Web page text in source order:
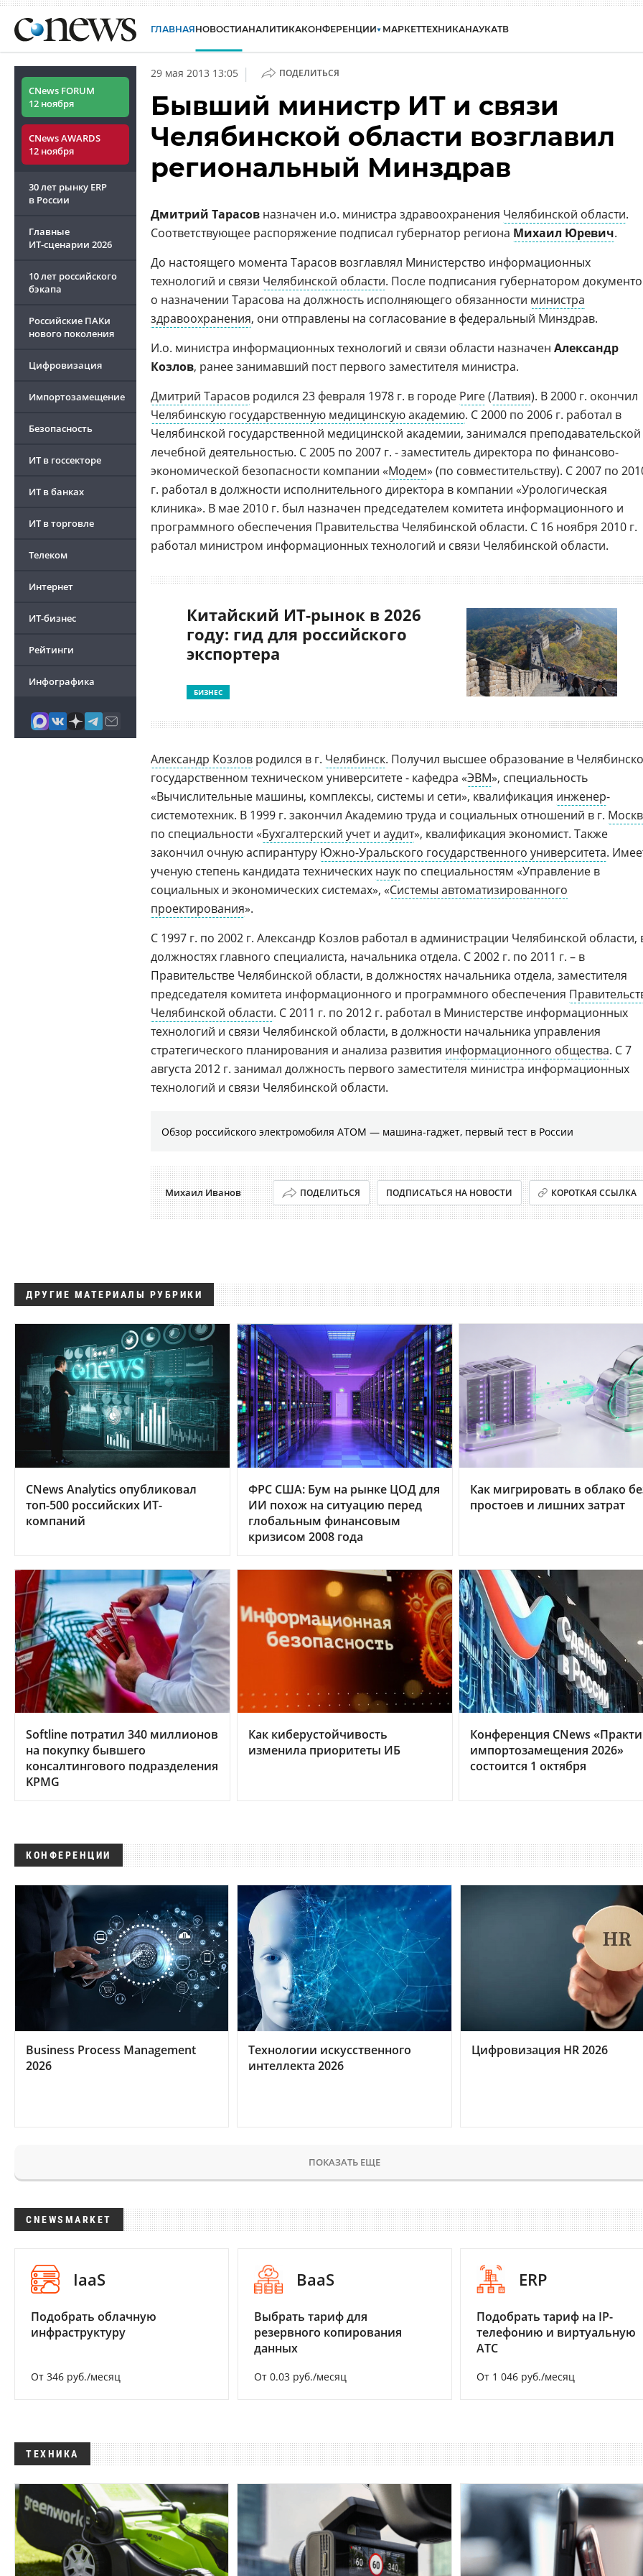
ГЛАВНАЯНОВОСТИАНАЛИТИКАКОНФЕРЕНЦИИ МАРКЕТТЕХНИКАНАУКАТВ
CNews FORUM
12 ноября
CNews AWARDS
12 ноября
30 лет рынку ERP
в России
Главные
ИТ-сценарии 2026
10 лет российского
бэкапа
Российские ПАКи
нового поколения
Цифровизация
Импортозамещение
Безопасность
ИТ в госсекторе
ИТ в банках
ИТ в торговле
Телеком
Интернет
ИТ-бизнес
Рейтинги
Инфографика
29 мая 2013 13:05 | ПОДЕЛИТЬСЯ
Бывший министр ИТ и связи
Челябинской области возглавил
региональный Минздрав
Дмитрий Тарасов назначен и.о. министра здравоохранения Челябинской области.
Соответствующее распоряжение подписал губернатор региона Михаил Юревич.
До настоящего момента Тарасов возглавлял Министерство информационных
технологий и связи Челябинской области. После подписания губернатором
о назначении Тарасова на должность исполняющего обязанности министра
здравоохранения, они отправлены на согласование в федеральный Минздрав.
И.о. министра информационных технологий и связи области назначен Александр
Козлов, ранее занимавший пост первого заместителя министра.
Дмитрий Тарасов родился 23 февраля 1978 г. в городе Риге(Латвия). В 2000 г. окончил
Челябинскую государственную медицинскую академию. C 2000 по 2006 г. работал в
Челябинской государственной медицинской академии, занимался
лечебной деятельностью. С 2005 по 2007 г. - заместитель директора по финансово-
экономической безопасности компании «Модем» (по совместительству). С 2007 по
г. работал в должности исполнительного директора в компании «Урологическая
клиника». В мае 2010 г. был назначен председателем комитета информационного и
программного обеспечения Правительства Челябинской области. С 16 ноября 2010 г.
работал министром информационных технологий и связи Челябинской области.
Китайский ИТ-рынок в 2026
году: гид для российского
экспортера
БИЗНЕС
Александр Козлов родился в г. Челябинск. Получил высшее образование в
государственном техническом университете - кафедра «ЭВМ», специальность
«Вычислительные машины, комплексы, системы и сети», квалификация инженер-
системотехник. В 1999 г. закончил Академию труда и социальных отношений в г.
по специальности «Бухгалтерский учет и аудит», квалификация экономист. Также
закончил очную аспирантуру Южно-Уральского государственного университета.
ученую степень кандидата технических наук по специальностям «Управление в
социальных и экономических системах», «Системы автоматизированного
проектирования».
С 1997 г. по 2002 г. Александр Козлов работал в администрации Челябинской области,
должностях главного специалиста, начальника отдела. С 2002 г. по 2011 г. – в
Правительстве Челябинской области, в должностях начальника отдела, заместителя
председателя комитета информационного и программного обеспечения
Челябинской области. С 2011 г. по 2012 г. работал в Министерстве информационных
технологий и связи Челябинской области, в должности начальника управления
стратегического планирования и анализа развития информационного общества. С 7
августа 2012 г. занимал должность первого заместителя министра информационных
технологий и связи Челябинской области.
Обзор российского электромобиля АТОМ — машина-гаджет, первый тест в России
Михаил Иванов ПОДЕЛИТЬСЯ ПОДПИСАТЬСЯ НА НОВОСТИ КОРОТКАЯ ССЫЛКА
ДРУГИЕ МАТЕРИАЛЫ РУБРИКИ
CNews Analytics опубликовал
топ-500 российских ИТ-
компаний
ФРС США: Бум на рынке ЦОД для
ИИ похож на ситуацию перед
глобальным финансовым
кризисом 2008 года
Как мигрировать в облако
простоев и лишних затрат
Softline потратил 340 миллионов
на покупку бывшего
консалтингового подразделения
KPMG
Как киберустойчивость
изменила приоритеты ИБ
Конференция CNews
импортозамещения 2026»
состоится 1 октября
КОНФЕРЕНЦИИ
Business Process Management
2026
Технологии искусственного
интеллекта 2026
Цифровизация HR 2026
ПОКАЗАТЬ ЕЩЕ
CNEWSMARKET
IaaS
Подобрать облачную
инфраструктуру
От 346 руб./месяц
BaaS
Выбрать тариф для
резервного копирования
данных
От 0.03 руб./месяц
ERP
Подобрать тариф на IP-
телефонию и виртуальную
АТС
От 1 046 руб./месяц
ТЕХНИКА